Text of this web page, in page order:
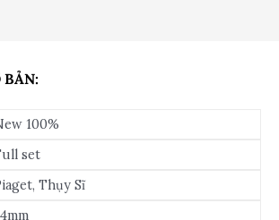
BẢN:
100%
set
Thụy Sĩ